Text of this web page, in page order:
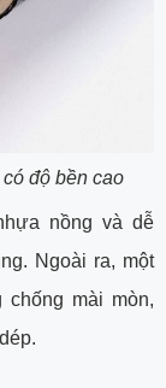
độ bền cao
nồng và dễ
Ngoài ra, một
mài mòn,